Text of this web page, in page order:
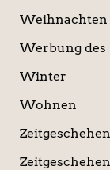
Weihnachten
Werbung des
Winter
Wohnen
Zeitgeschehen
Zeitgeschehen